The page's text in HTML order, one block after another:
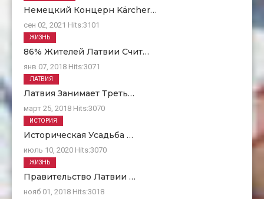
Немецкий Концерн Kärcher…
сен 02, 2021 Hits:3101
86% Жителей Латвии Счит…
янв 07, 2018 Hits:3071
ЖИЗНЬ
Латвия Занимает Треть…
март 25, 2018 Hits:3070
ЛАТВИЯ
Историческая Усадьба …
июль 10, 2020 Hits:3070
ИСТОРИЯ
Правительство Латвии …
нояб 01, 2018 Hits:3018
ЖИЗНЬ